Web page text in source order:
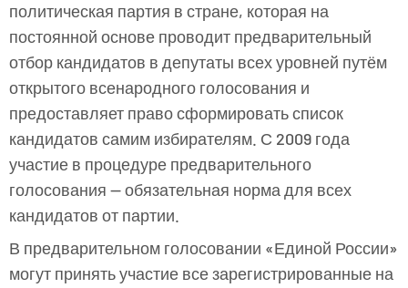
политическая партия в стране, которая на
постоянной основе проводит предварительный
отбор кандидатов в депутаты всех уровней путём
открытого всенародного голосования и
предоставляет право сформировать список
кандидатов самим избирателям. С 2009 года
участие в процедуре предварительного
голосования — обязательная норма для всех
кандидатов от партии.
В предварительном голосовании «Единой России»
могут принять участие все зарегистрированные на